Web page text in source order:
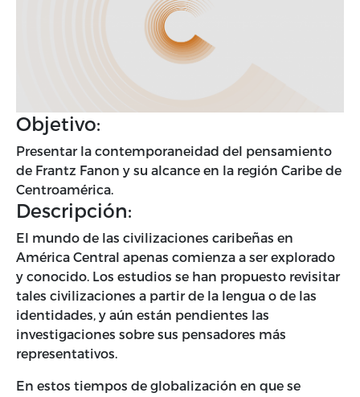
Objetivo:
Presentar la contemporaneidad del pensamiento
de Frantz Fanon y su alcance en la región Caribe de
Centroamérica.
Descripción:
El mundo de las civilizaciones caribeñas en
América Central apenas comienza a ser explorado
y conocido. Los estudios se han propuesto revisitar
tales civilizaciones a partir de la lengua o de las
identidades, y aún están pendientes las
investigaciones sobre sus pensadores más
representativos.
En estos tiempos de globalización en que se